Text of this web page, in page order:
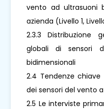
vento ad ultrasuoni
azienda (Livello 1,
2.3.3 Distribuzione
globali di sensori
bidimensionali
2.4 Tendenze
dei sensori del vento
2.5 Le interviste